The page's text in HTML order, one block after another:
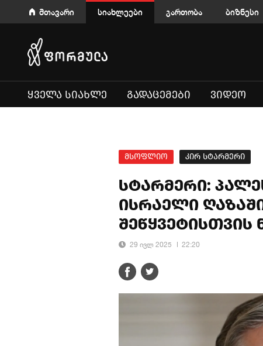
მთავარი სიახლეები გართობა ბიზნესი
ᲧᲕᲔᲚᲐ ᲡᲘᲐᲮᲚᲔ ᲒᲐᲓᲐᲪᲔᲛᲔᲑᲘ ᲕᲘᲓᲔᲝ
მსოფლიო კირ სტარმერი
სტარმერი:
ისრაელი
შეწყვეტისთვის
29 ივლ 2025 22:20